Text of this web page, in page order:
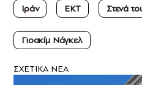
Ιράν
ΕΚΤ Στενά
Γιοακίμ Νάγκελ
ΣXETIKA NEA